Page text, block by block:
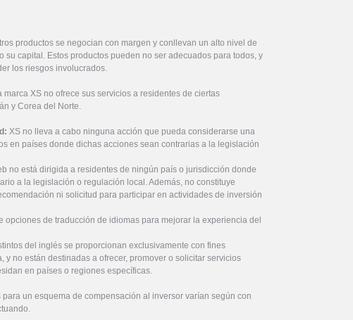
productos se negocian con margen y conllevan un alto nivel de
su capital. Estos productos pueden no ser adecuados para todos, y
los riesgos involucrados.
marca XS no ofrece sus servicios a residentes de ciertas
y Corea del Norte.
XS no lleva a cabo ninguna acción que pueda considerarse una
en países donde dichas acciones sean contrarias a la legislación
no está dirigida a residentes de ningún país o jurisdicción donde
a la legislación o regulación local. Además, no constituye
ni solicitud para participar en actividades de inversión
opciones de traducción de idiomas para mejorar la experiencia del
del inglés se proporcionan exclusivamente con fines
y no están destinadas a ofrecer, promover o solicitar servicios
en países o regiones específicas.
un esquema de compensación al inversor varían según con